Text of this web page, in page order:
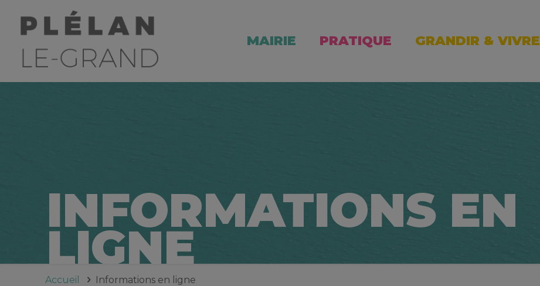
MAIRIE PRATIQUE GRANDIR & VIVRE
INFORMATIONS EN
LIGNE
Accueil Informations en ligne